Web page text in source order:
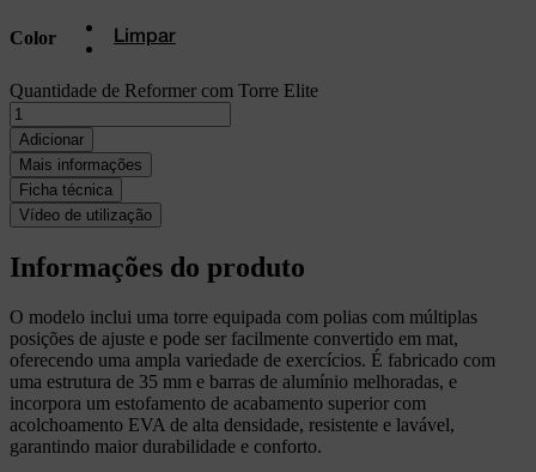
Color Limpar
Quantidade de Reformer com Torre Elite
Adicionar
Mais informações
Ficha técnica
Vídeo de utilização
Informações do produto
O modelo inclui uma torre equipada com polias com múltiplas
posições de ajuste e pode ser facilmente convertido em mat,
oferecendo uma ampla variedade de exercícios. É fabricado com
uma estrutura de 35 mm e barras de alumínio melhoradas, e
incorpora um estofamento de acabamento superior com
acolchoamento EVA de alta densidade, resistente e lavável,
garantindo maior durabilidade e conforto.